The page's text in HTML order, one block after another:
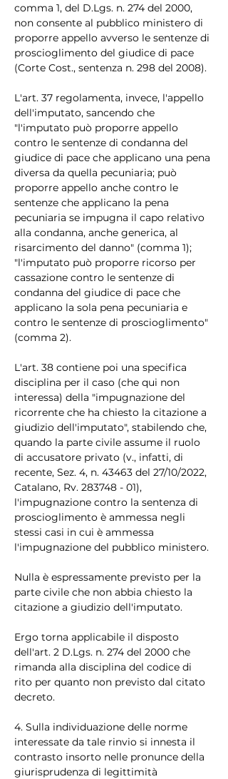
comma 1, del D.Lgs. n. 274 del 2000,
non consente al pubblico ministero di
proporre appello avverso le sentenze di
proscioglimento del giudice di pace
(Corte Cost., sentenza n. 298 del 2008).
L'art. 37 regolamenta, invece, l'appello
dell'imputato, sancendo che
"l'imputato può proporre appello
contro le sentenze di condanna del
giudice di pace che applicano una pena
diversa da quella pecuniaria; può
proporre appello anche contro le
sentenze che applicano la pena
pecuniaria se impugna il capo relativo
alla condanna, anche generica, al
risarcimento del danno" (comma 1);
"l'imputato può proporre ricorso per
cassazione contro le sentenze di
condanna del giudice di pace che
applicano la sola pena pecuniaria e
contro le sentenze di proscioglimento"
(comma 2).
L'art. 38 contiene poi una specifica
disciplina per il caso (che qui non
interessa) della "impugnazione del
ricorrente che ha chiesto la citazione a
giudizio dell'imputato", stabilendo che,
quando la parte civile assume il ruolo
di accusatore privato (v., infatti, di
recente, Sez. 4, n. 43463 del 27/10/2022,
Catalano, Rv. 283748 - 01),
l'impugnazione contro la sentenza di
proscioglimento è ammessa negli
stessi casi in cui è ammessa
l'impugnazione del pubblico ministero.
Nulla è espressamente previsto per la
parte civile che non abbia chiesto la
citazione a giudizio dell'imputato.
Ergo torna applicabile il disposto
dell'art. 2 D.Lgs. n. 274 del 2000 che
rimanda alla disciplina del codice di
rito per quanto non previsto dal citato
decreto.
4. Sulla individuazione delle norme
interessate da tale rinvio si innesta il
contrasto insorto nelle pronunce della
giurisprudenza di legittimità